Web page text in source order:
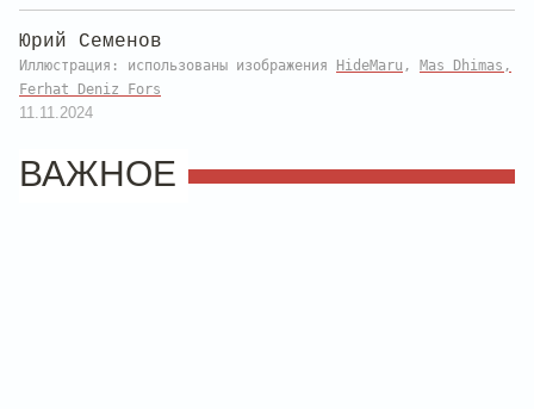
Юрий Семенов
Иллюстрация: использованы изображения HideMaru , Mas Dhimas ,
Ferhat Deniz Fors
11.11.2024
ВАЖНОЕ